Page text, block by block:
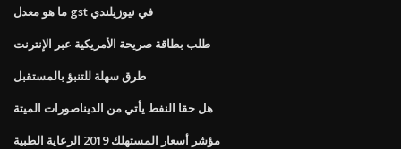
ما هو معدل gst في نيوزيلندي
طلب بطاقة صريحة الأمريكية عبر الإنترنت
طرق سهلة للتنبؤ بالمستقبل
هل حقا النفط يأتي من الديناصورات الميتة
مؤشر أسعار المستهلك 2019 الرعاية الطبية